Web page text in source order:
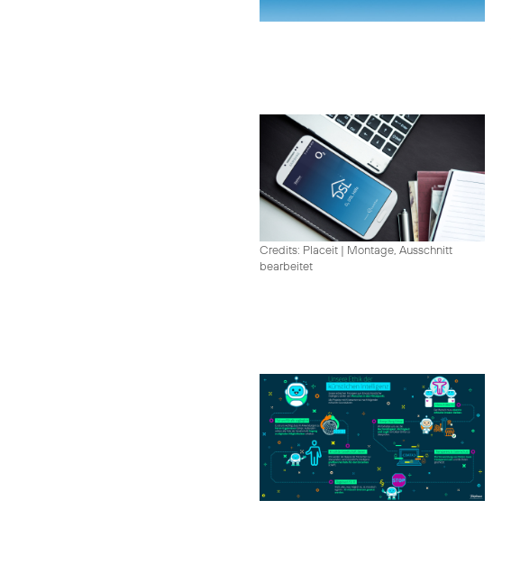
Credits: Placeit | Montage, Ausschnitt
bearbeitet